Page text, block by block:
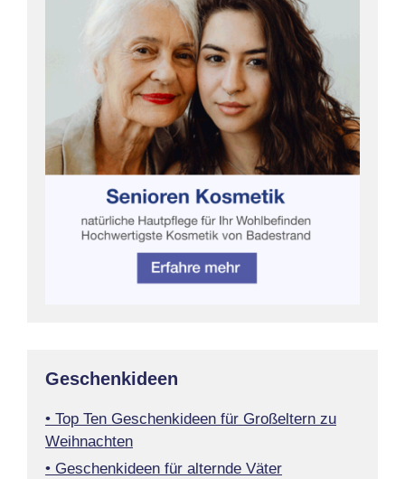
Geschenkideen
• Top Ten Geschenkideen für Großeltern zu
Weihnachten
• Geschenkideen für alternde Väter